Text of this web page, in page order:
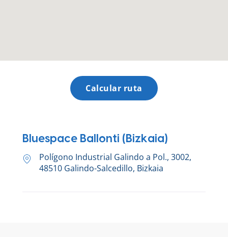
Calcular ruta
Bluespace Ballonti (Bizkaia)
Polígono Industrial Galindo a Pol., 3002,
48510 Galindo-Salcedillo, Bizkaia